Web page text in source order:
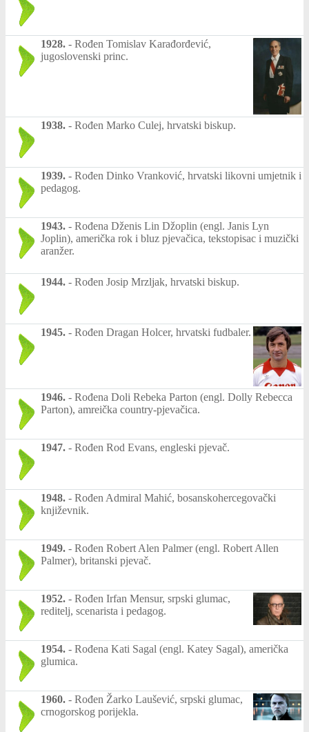
1928. - Rođen Tomislav Karađorđević,
jugoslovenski princ.
1938. - Rođen Marko Culej, hrvatski biskup.
1939. - Rođen Dinko Vranković, hrvatski likovni umjetnik i
pedagog.
1943. - Rođena Dženis Lin Džoplin (engl. Janis Lyn
Joplin), američka rok i bluz pjevačica, tekstopisac i muzički
aranžer.
1944. - Rođen Josip Mrzljak, hrvatski biskup.
1945. - Rođen Dragan Holcer, hrvatski fudbaler.
1946. - Rođena Doli Rebeka Parton (engl. Dolly Rebecca
Parton), amreička country-pjevačica.
1947. - Rođen Rod Evans, engleski pjevač.
1948. - Rođen Admiral Mahić, bosanskohercegovački
književnik.
1949. - Rođen Robert Alen Palmer (engl. Robert Allen
Palmer), britanski pjevač.
1952. - Rođen Irfan Mensur, srpski glumac,
reditelj, scenarista i pedagog.
1954. - Rođena Kati Sagal (engl. Katey Sagal), američka
glumica.
1960. - Rođen Žarko Laušević, srpski glumac,
crnogorskog porijekla.